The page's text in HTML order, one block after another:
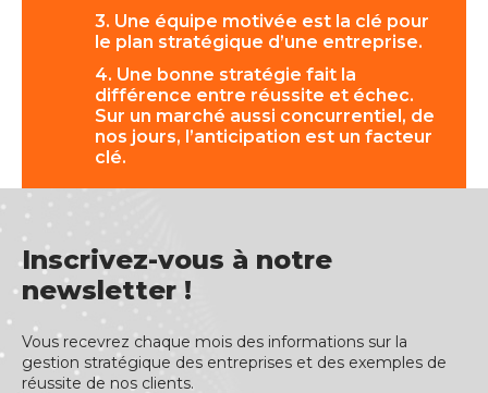
3. Une équipe motivée est la clé pour
le plan stratégique d’une entreprise.
4. Une bonne stratégie fait la
différence entre réussite et échec.
Sur un marché aussi concurrentiel, de
nos jours, l’anticipation est un facteur
clé.
Inscrivez-vous à notre
newsletter !
Vous recevrez chaque mois des informations sur la
gestion stratégique des entreprises et des exemples de
réussite de nos clients.